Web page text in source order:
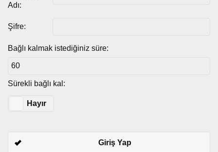
Adı:
Şifre:
Bağlı kalmak istediğiniz süre:
Sürekli bağlı kal:
Hayır
Giriş Yap